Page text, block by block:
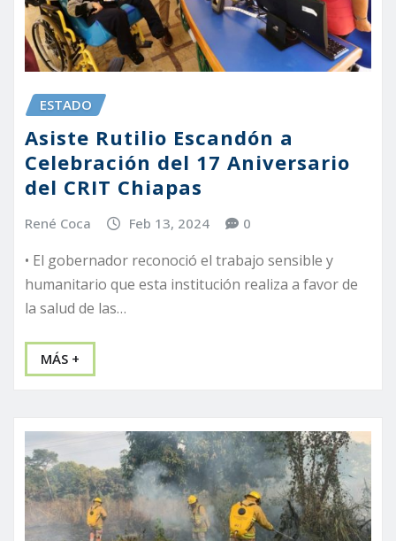
ESTADO
Asiste Rutilio Escandón a
Celebración del 17 Aniversario
del CRIT Chiapas
René Coca Feb 13, 2024 0
• El gobernador reconoció el trabajo sensible y
humanitario que esta institución realiza a favor de
la salud de las…
MÁS +